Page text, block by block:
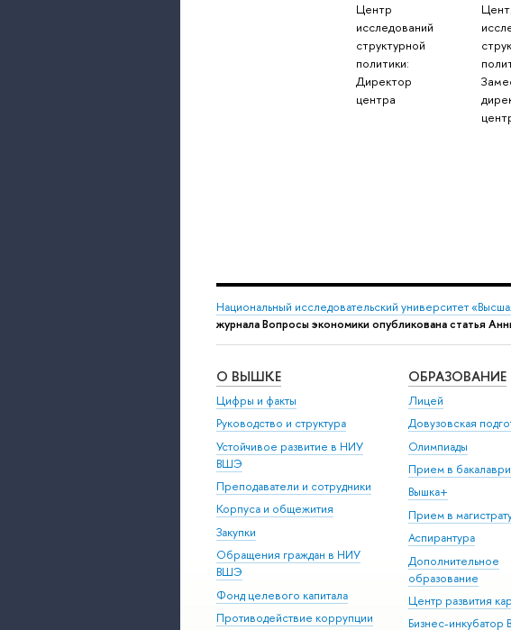
Центр
исследований
структурной
политики:
Директор
центра
Национальный исследовательский университет
журнала Вопросы экономики опубликована статья
О ВЫШКЕ
Цифры и факты
Руководство и структура
Устойчивое развитие в НИУ
ВШЭ
Преподаватели и сотрудники
Корпуса и общежития
Закупки
Обращения граждан в НИУ
ВШЭ
Фонд целевого капитала
Противодействие коррупции
ОБРАЗОВАНИЕ
Лицей
Довузовская
Олимпиады
Прием в
Вышка+
Прием в
Аспирантура
Дополнительное
образование
Центр развития
Бизнес-